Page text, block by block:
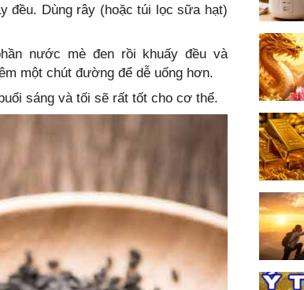
đều. Dùng rây (hoặc túi lọc sữa hạt)
nước mè đen rồi khuấy đều và
một chút đường để dễ uống hơn.
sáng và tối sẽ rất tốt cho cơ thể.